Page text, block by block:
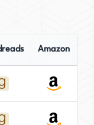
Amazon